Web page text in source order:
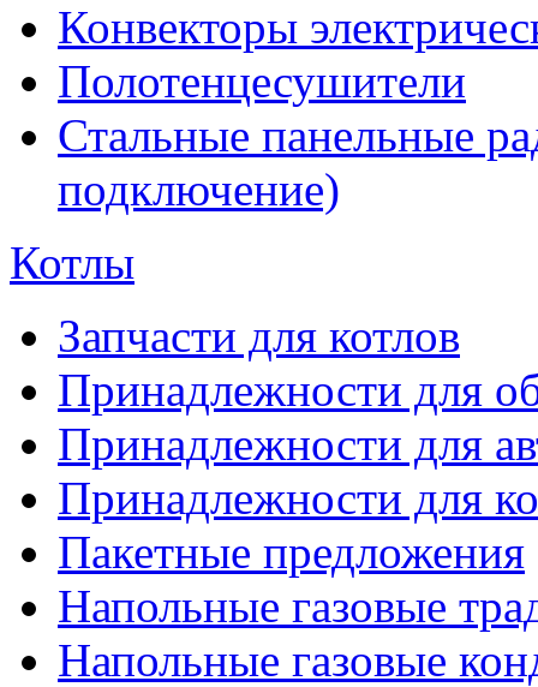
Конвекторы
Полотенцесушители
Стальные панельные
подключение)
Котлы
Запчасти для котлов
Принадлежности для
Принадлежности для
Принадлежности для
Пакетные предложения
Напольные газовые
Напольные газовые